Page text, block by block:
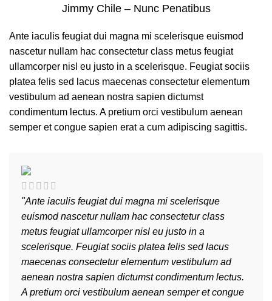
Jimmy Chile – Nunc Penatibus
Ante iaculis feugiat dui magna mi scelerisque euismod
nascetur nullam hac consectetur class metus feugiat
ullamcorper nisl eu justo in a scelerisque. Feugiat sociis
platea felis sed lacus maecenas consectetur elementum
vestibulum ad aenean nostra sapien dictumst
condimentum lectus. A pretium orci vestibulum aenean
semper et congue sapien erat a cum adipiscing sagittis.
"Ante iaculis feugiat dui magna mi scelerisque
euismod nascetur nullam hac consectetur class
metus feugiat ullamcorper nisl eu justo in a
scelerisque. Feugiat sociis platea felis sed lacus
maecenas consectetur elementum vestibulum ad
aenean nostra sapien dictumst condimentum lectus.
A pretium orci vestibulum aenean semper et congue